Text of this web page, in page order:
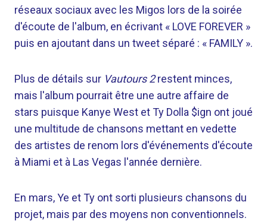
réseaux sociaux avec les Migos lors de la soirée
d'écoute de l'album, en écrivant « LOVE FOREVER »
puis en ajoutant dans un tweet séparé : « FAMILY ».
Plus de détails sur Vautours 2restent minces,
mais l'album pourrait être une autre affaire de
stars puisque Kanye West et Ty Dolla $ign ont joué
une multitude de chansons mettant en vedette
des artistes de renom lors d'événements d'écoute
à Miami et à Las Vegas l'année dernière.
En mars, Ye et Ty ont sorti plusieurs chansons du
projet, mais par des moyens non conventionnels.